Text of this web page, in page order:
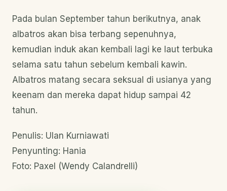
Pada bulan September tahun berikutnya, anak
albatros akan bisa terbang sepenuhnya,
kemudian induk akan kembali lagi ke laut terbuka
selama satu tahun sebelum kembali kawin.
Albatros matang secara seksual di usianya yang
keenam dan mereka dapat hidup sampai 42
tahun.
Penulis: Ulan Kurniawati
Penyunting: Hania
Foto: Paxel (Wendy Calandrelli)